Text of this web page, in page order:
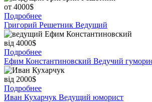
от 4000$
Подробнее
Григорий Решетник Ведущий
від 4000$
Подробнее
Ефим Константиновский Ведучий
від 2000$
Подробнее
Иван Кухарчук Ведущий юморист